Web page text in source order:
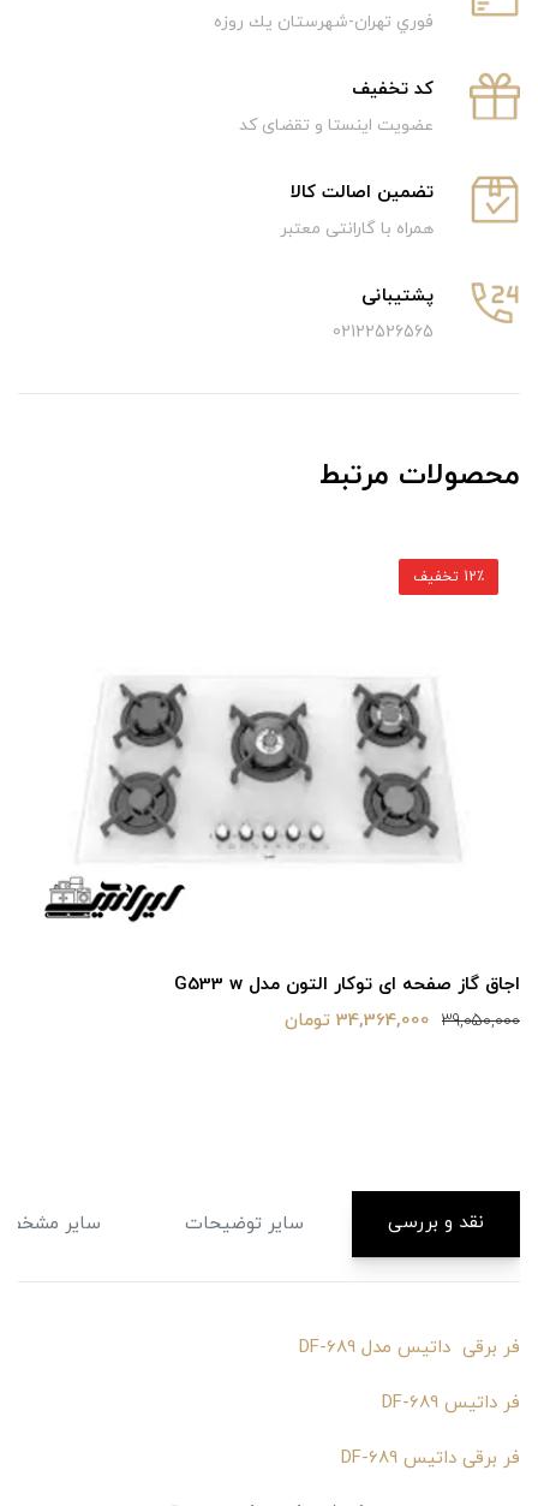
فوري تهران-شهرستان يك روزه
كد تخفيف
عضویت اینستا و تقضای کد
تضمین اصالت کالا
همراه با گارانتی معتبر
پشتیبانی
02122526565
محصولات مرتبط
اجاق گاز صفحه ای توکار التون مدل G533 w
39,050,000 34,364,000 تومان
12٪ تخفیف
نقد و بررسی سایر توضیحات سایر
فر برقی داتیس مدل DF-689
فر داتیس DF-689
فر برقی داتیس DF-689